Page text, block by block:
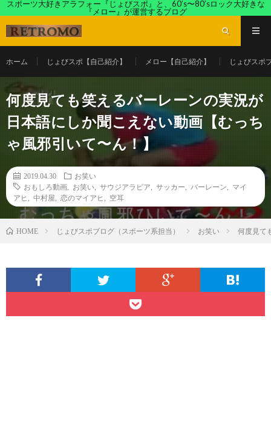
スポーツ大好きアラフォー『じょびスポ』と、60’s〜80’sロック大好きな
『メロー』が運営するブログ
ホーム じょびスポ【自己紹介】 メロー【自己紹介】 じょびスポ
何度見ても笑えるバーレーンの実況が
日本語にしか聞こえない動画【むっち
ゃ風邪引いて〜ん！】
2019.04.30
お笑い
おもしろ動画
お笑い サウジアラビア サッカー バーレーン
マイ
アヒ
中村屋 恋のマイアヒ 空耳
HOME じょびスポブログ（スポーツ系担当） お笑い 何度見て